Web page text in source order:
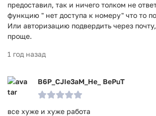
предоставил, так и ничего толком не
функцию " нет доступа к номеру" что то
Или авторизацию подвердить через
проще.
1 год назад
B6P_CJIe3aM_He_ BePuT
все хуже и хуже работа